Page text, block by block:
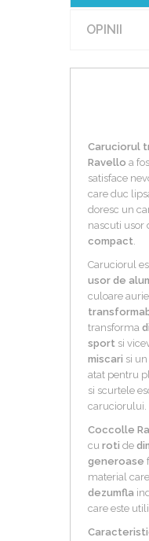
OPINII
Caruciorul
Ravello a
satisface
care duc
doresc un
nascuti usor
compact
Caruciorul
usor de
culoare
transforma
sport si
miscari si un
atat pentru
si scurtele
caruciorului.
Coccolle
cu roti de
generoase
material care
dezumfla
care este